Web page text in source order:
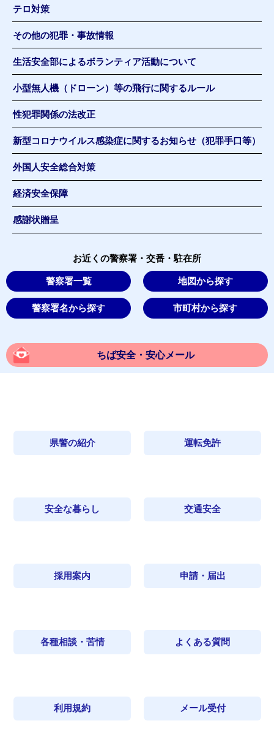
テロ対策
その他の犯罪・事故情報
生活安全部によるボランティア活動について
小型無人機（ドローン）等の飛行に関するルール
性犯罪関係の法改正
新型コロナウイルス感染症に関するお知らせ（犯罪手口等）
外国人安全総合対策
経済安全保障
感謝状贈呈
お近くの警察署・交番・駐在所
警察署一覧 地図から探す
警察署名から探す 市町村から探す
ちば安全・安心メール
県警の紹介 運転免許
安全な暮らし 交通安全
採用案内 申請・届出
各種相談・苦情 よくある質問
利用規約 メール受付